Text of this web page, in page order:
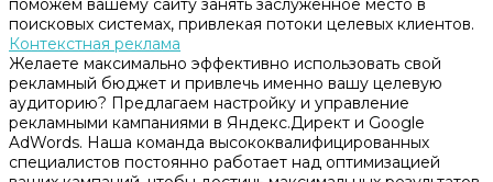
поможем вашему сайту занять заслуженное место в
поисковых системах, привлекая потоки целевых клиентов.
Контекстная реклама
Желаете максимально эффективно использовать свой
рекламный бюджет и привлечь именно вашу целевую
аудиторию? Предлагаем настройку и управление
рекламными кампаниями в Яндекс.Директ и Google
AdWords. Наша команда высококвалифицированных
специалистов постоянно работает над оптимизацией